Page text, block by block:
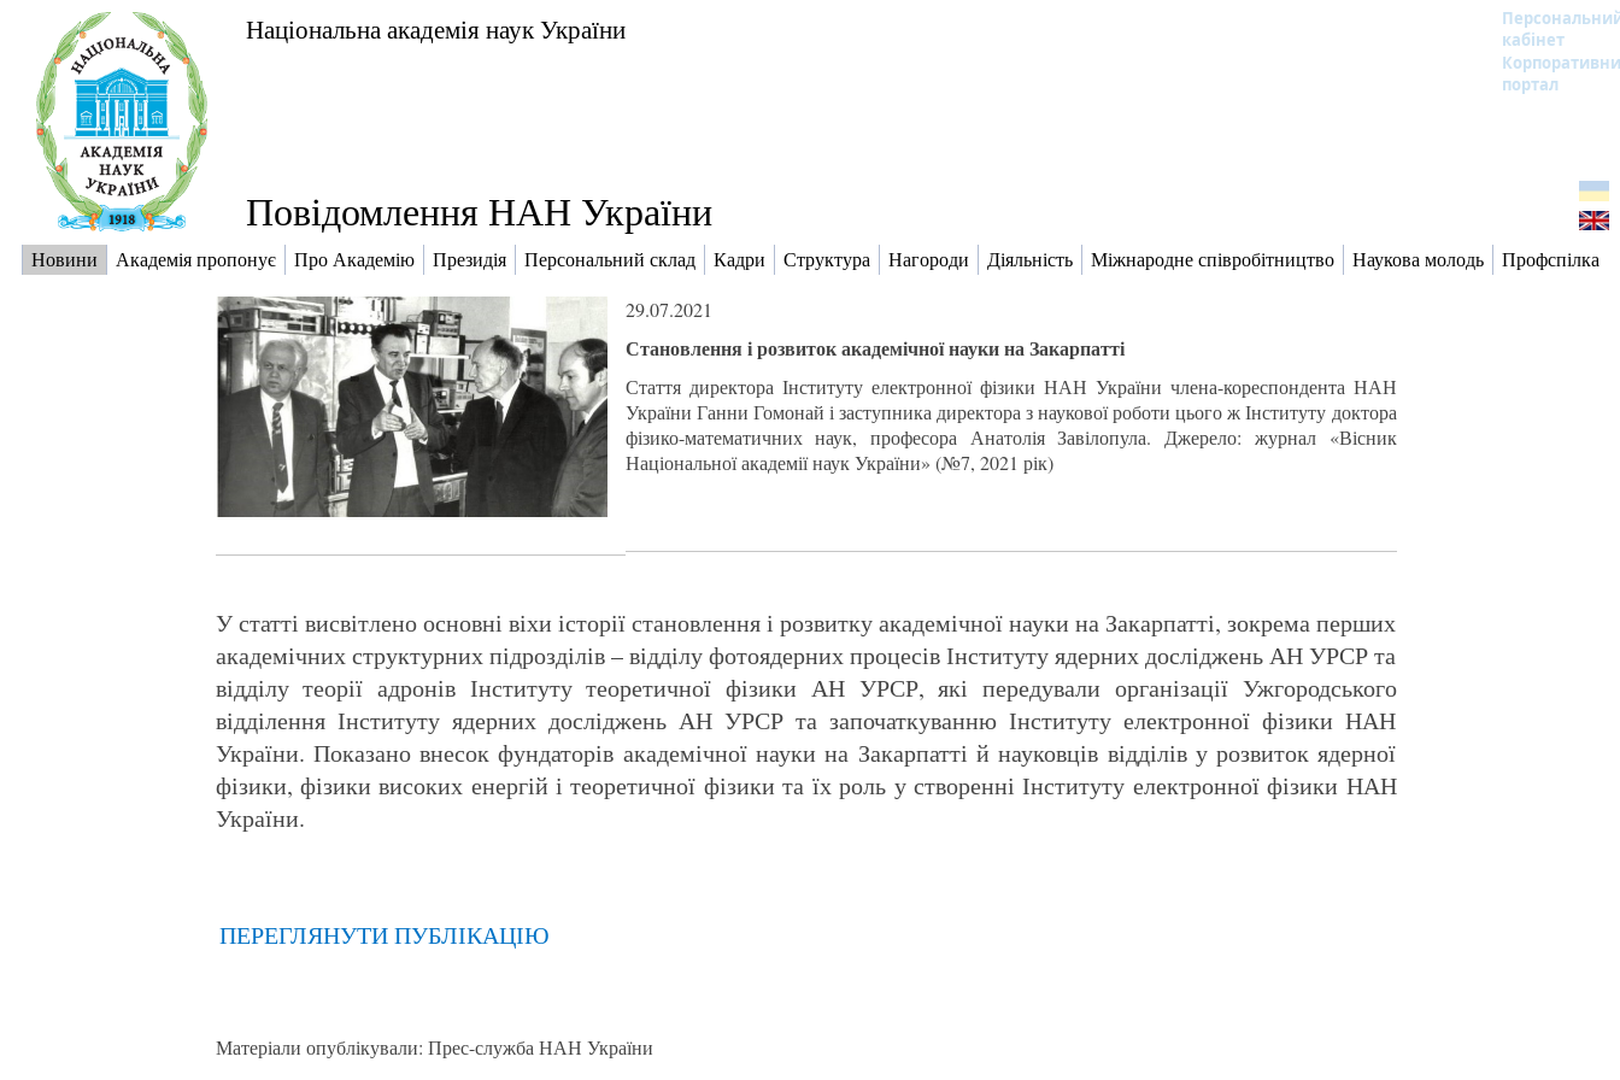
Національна академія наук України
кабінет
портал
Повідомлення НАН України
Новини Академія пропонує Про Академію Президія Персональний склад Кадри Структура Нагороди Діяльність Міжнародне співробітництво Наукова молодь Профспілка
29.07.2021
Становлення і розвиток академічної науки на Закарпатті
Стаття директора Інституту електронної фізики НАН України члена-кореспондента НАН
України Ганни Гомонай і заступника директора з наукової роботи цього ж Інституту доктора
фізико-математичних наук, професора Анатолія Завілопула. Джерело: журнал «Вісник
Національної академії наук України» (№7, 2021 рік)
У статті висвітлено основні віхи історії становлення і розвитку академічної науки на Закарпатті, зокрема перших
академічних структурних підрозділів – відділу фотоядерних процесів Інституту ядерних досліджень АН УРСР та
відділу теорії адронів Інституту теоретичної фізики АН УРСР, які передували організації Ужгородського
відділення Інституту ядерних досліджень АН УРСР та започаткуванню Інституту електронної фізики НАН
України. Показано внесок фундаторів академічної науки на Закарпатті й науковців відділів у розвиток ядерної
фізики, фізики високих енергій і теоретичної фізики та їх роль у створенні Інституту електронної фізики НАН
України.
ПЕРЕГЛЯНУТИ ПУБЛІКАЦІЮ
Матеріали опублікували: Прес-служба НАН України